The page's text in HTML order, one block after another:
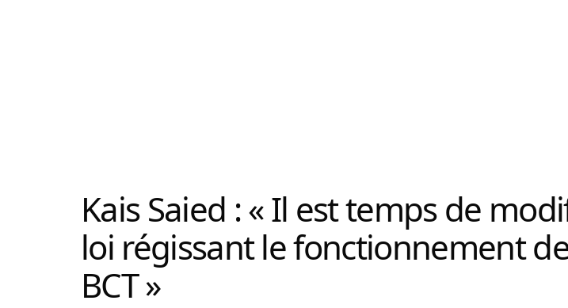
Kais Saied : « Il est temps de
loi régissant le fonctionnement
BCT »